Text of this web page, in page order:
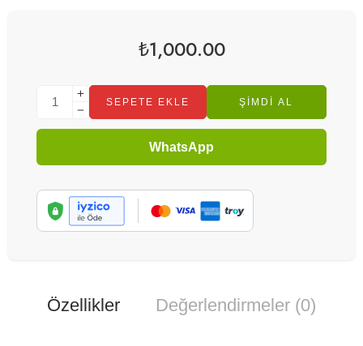
₺1,000.00
SEPETE EKLE ŞIMDI AL
WhatsApp
Özellikler Değerlendirmeler (0)